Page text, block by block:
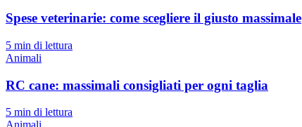
Spese veterinarie: come scegliere il giusto massimale
5 min di lettura
Animali
RC cane: massimali consigliati per ogni taglia
5 min di lettura